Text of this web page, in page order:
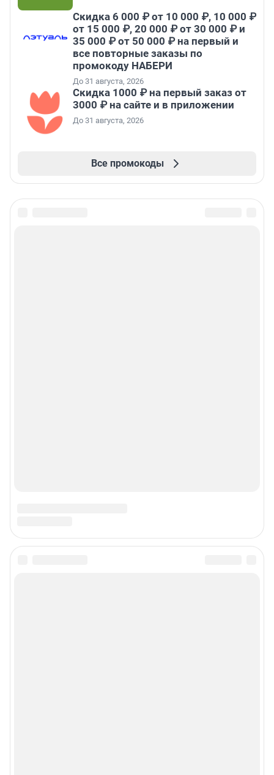
Скидка 6 000 ₽ от 10 000 ₽, 10 000 ₽
от 15 000 ₽, 20 000 ₽ от 30 000 ₽ и
35 000 ₽ от 50 000 ₽ на первый и
все повторные заказы по
промокоду НАБЕРИ
До 31 августа, 2026
Скидка 1000 ₽ на первый заказ от
3000 ₽ на сайте и в приложении
До 31 августа, 2026
Все промокоды